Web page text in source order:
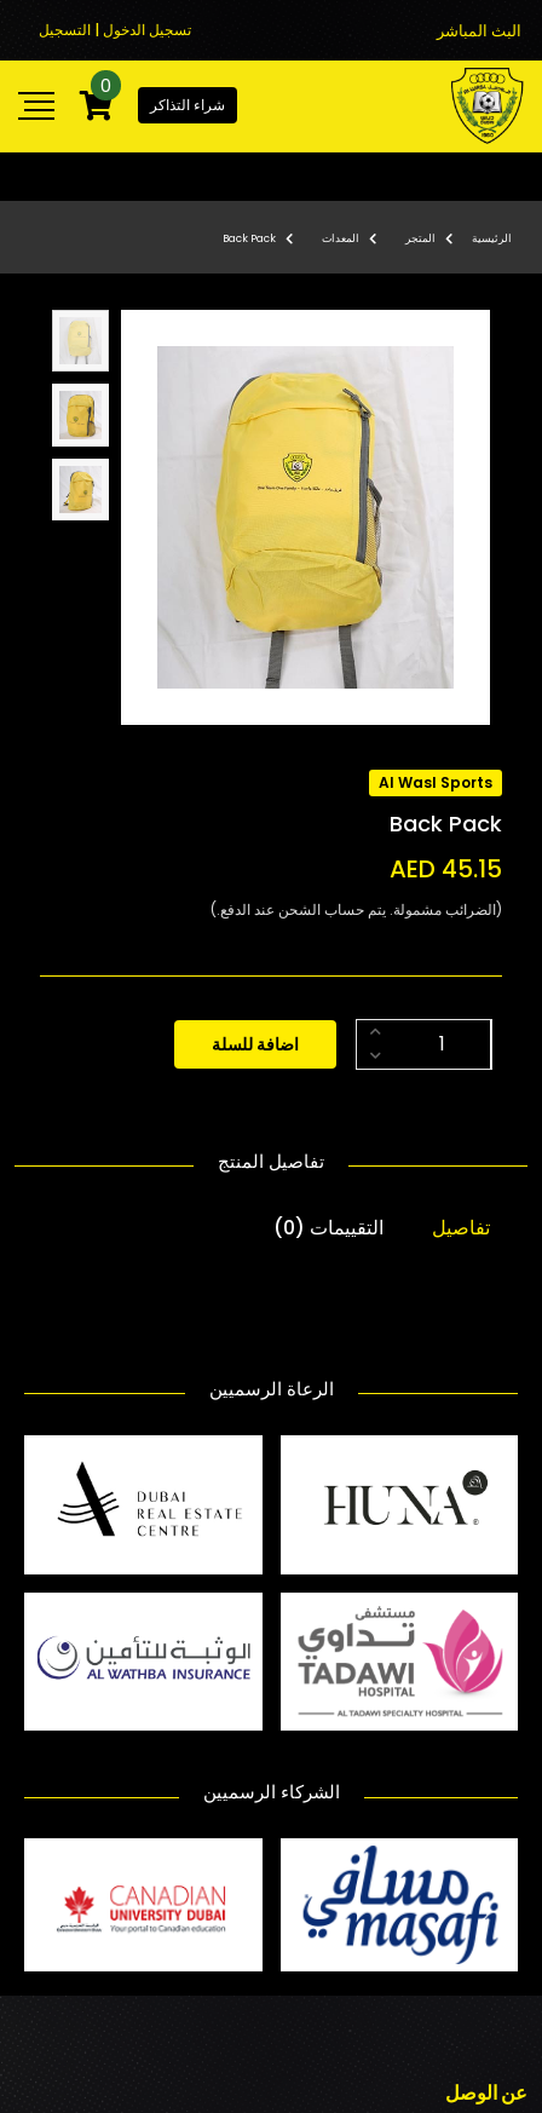
البث المباشر تسجيل الدخول | التسجيل
شراء التذاكر
0
الرئيسية المتجر المعدات Back Pack
Al Wasl Sports
Back Pack
AED 45.15
(الضرائب مشمولة. يتم حساب الشحن عند الدفع.)
اضافة للسلة
تفاصيل المنتج
تفاصيل التقييمات (0)
الرعاة الرسميين
الشركاء الرسميين
عن الوصل